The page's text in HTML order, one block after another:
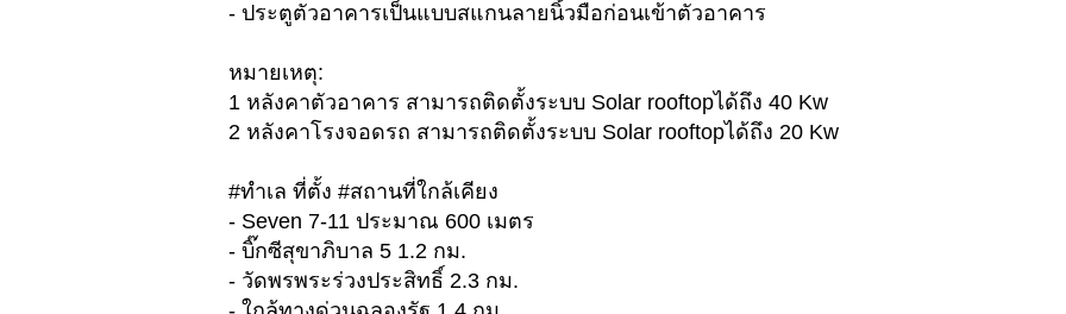
- ประตูตัวอาคารเป็นแบบสแกนลายนิ้วมือก่อนเข้าตัวอาคาร
หมายเหตุ:
1 หลังคาตัวอาคาร สามารถติดตั้งระบบ Solar rooftopได้ถึง 40 Kw
2 หลังคาโรงจอดรถ สามารถติดตั้งระบบ Solar rooftopได้ถึง 20 Kw
#ทำเล ที่ตั้ง #สถานที่ใกล้เคียง
- ​Seven 7-11 ประมาณ 600 เมตร​​​​​
- บิ๊กซีสุขาภิบาล 5 1.2 กม.
- ​วัดพรพระร่วงประสิทธิ์ 2.3 กม.​​​